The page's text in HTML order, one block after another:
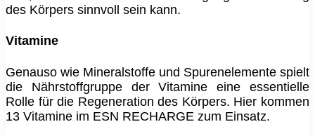
des Körpers sinnvoll sein kann.
Vitamine
Genauso wie Mineralstoffe und Spurenelemente spielt
die Nährstoffgruppe der Vitamine eine essentielle
Rolle für die Regeneration des Körpers. Hier kommen
13 Vitamine im ESN RECHARGE zum Einsatz.